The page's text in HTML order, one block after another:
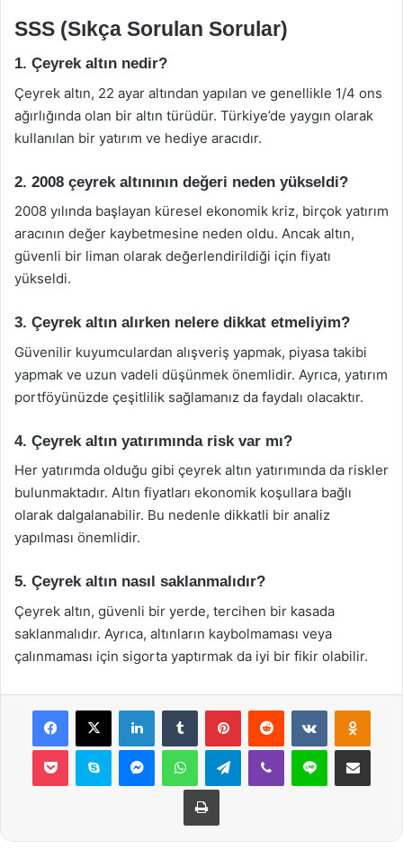
SSS (Sıkça Sorulan Sorular)
1. Çeyrek altın nedir?
Çeyrek altın, 22 ayar altından yapılan ve genellikle 1/4 ons
ağırlığında olan bir altın türüdür. Türkiye’de yaygın olarak
kullanılan bir yatırım ve hediye aracıdır.
2. 2008 çeyrek altınının değeri neden yükseldi?
2008 yılında başlayan küresel ekonomik kriz, birçok yatırım
aracının değer kaybetmesine neden oldu. Ancak altın,
güvenli bir liman olarak değerlendirildiği için fiyatı
yükseldi.
3. Çeyrek altın alırken nelere dikkat etmeliyim?
Güvenilir kuyumculardan alışveriş yapmak, piyasa takibi
yapmak ve uzun vadeli düşünmek önemlidir. Ayrıca, yatırım
portföyünüzde çeşitlilik sağlamanız da faydalı olacaktır.
4. Çeyrek altın yatırımında risk var mı?
Her yatırımda olduğu gibi çeyrek altın yatırımında da riskler
bulunmaktadır. Altın fiyatları ekonomik koşullara bağlı
olarak dalgalanabilir. Bu nedenle dikkatli bir analiz
yapılması önemlidir.
5. Çeyrek altın nasıl saklanmalıdır?
Çeyrek altın, güvenli bir yerde, tercihen bir kasada
saklanmalıdır. Ayrıca, altınların kaybolmaması veya
çalınmaması için sigorta yaptırmak da iyi bir fikir olabilir.
Facebook
X LinkedInTumblr PinterestReddit VKontakte
Pocket Skype MessengerWhatsAppTelegramViber Line E-Posta ile
Yazdır